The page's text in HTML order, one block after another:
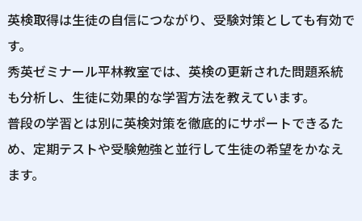
英検取得は生徒の自信につながり、受験対策としても有効で
す。
秀英ゼミナール平林教室では、英検の更新された問題系統
も分析し、生徒に効果的な学習方法を教えています。
普段の学習とは別に英検対策を徹底的にサポートできるた
め、定期テストや受験勉強と並行して生徒の希望をかなえ
ます。